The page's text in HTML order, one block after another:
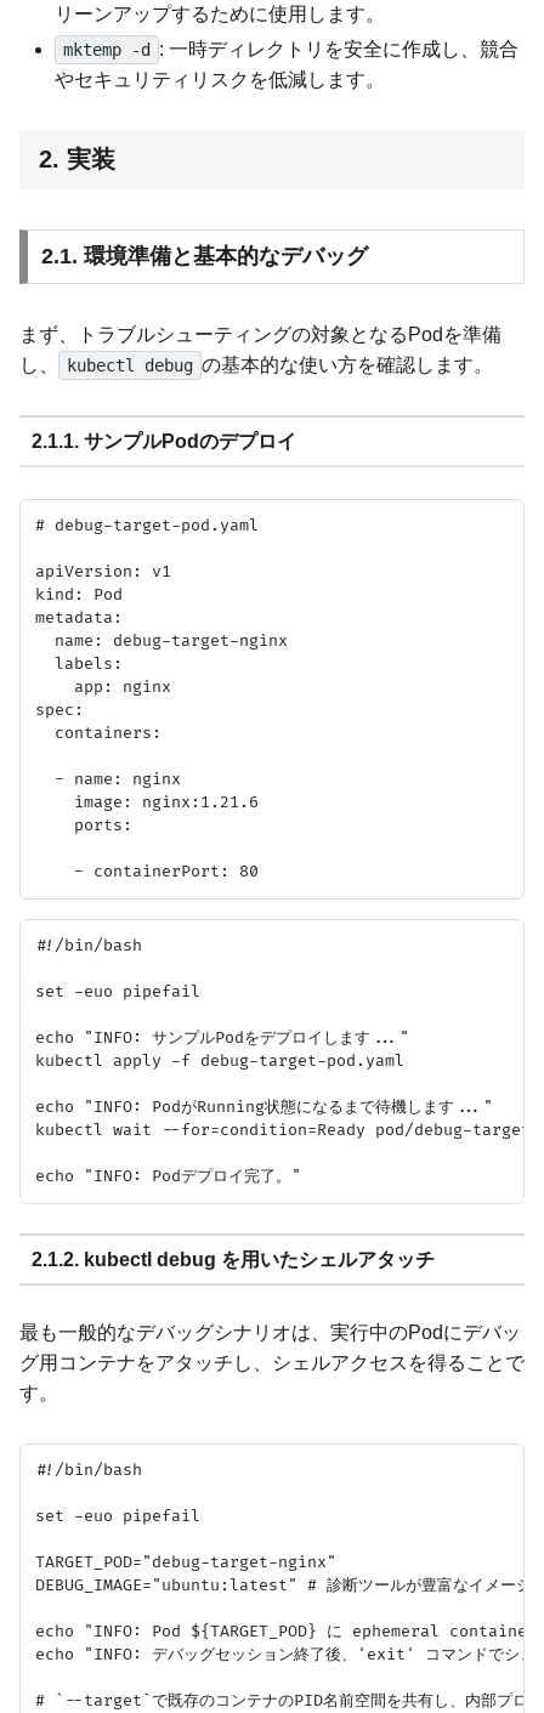
リーンアップするために使用します。
mktemp -d
: 一時ディレクトリを安全に作成し、競合
やセキュリティリスクを低減します。
2. 実装
2.1. 環境準備と基本的なデバッグ
まず、トラブルシューティングの対象となるPodを準備
し、
kubectl debug の基本的な使い方を確認します。
2.1.1. サンプルPodのデプロイ
# debug-target-pod.yaml
apiVersion: v1
kind: Pod
metadata:
  name: debug-target-nginx
  labels:
    app: nginx
spec:
  containers:
  - name: nginx
    image: nginx:1.21.6
    ports:
#!/bin/bash
set -euo pipefail
echo "INFO: サンプルPodをデプロイします..."
kubectl apply -f debug-target-pod.yaml
echo "INFO: PodがRunning状態になるまで待機します..."
kubectl wait --for=condition=Ready pod/debug-
2.1.2. kubectl debug を用いたシェルアタッチ
最も一般的なデバッグシナリオは、実行中のPodにデバッ
グ用コンテナをアタッチし、シェルアクセスを得ることで
す。
#!/bin/bash
set -euo pipefail
TARGET_POD="debug-target-nginx"
DEBUG_IMAGE="ubuntu:latest" # 診断ツールが豊富なイメージ
echo "INFO: Pod ${TARGET_POD} に ephemeral container を
echo "INFO: デバッグセッション終了後、'exit' コマンドでシェ
# `--target`で既存のコンテナのPID名前空間を共有し、内部プロセ